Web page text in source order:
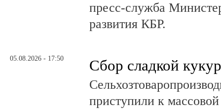
пресс-служба
развития КБР.
05.08.2026 - 17:50 Сбор сладкой
приступили к